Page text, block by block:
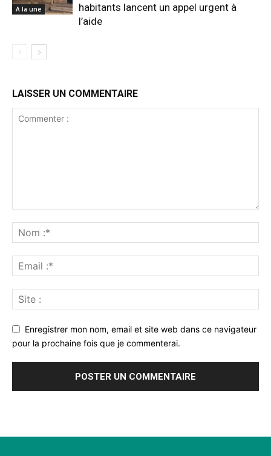
A la une
habitants lancent un appel urgent à
l’aide
LAISSER UN COMMENTAIRE
Enregistrer mon nom, email et site web dans ce navigateur
pour la prochaine fois que je commenterai.